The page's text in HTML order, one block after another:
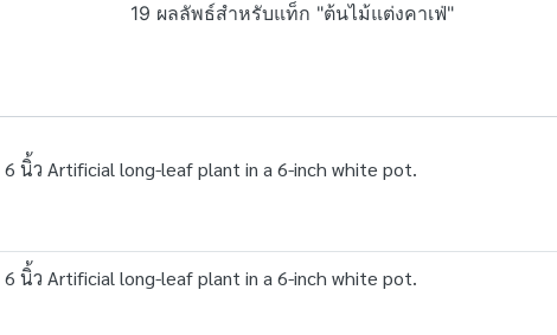
19 ผลลัพธ์สำหรับแท็ก "ต้นไม้แต่งคาเฟ่"
นิ้ว Artificial long-leaf plant in a 6-inch white pot.
นิ้ว Artificial long-leaf plant in a 6-inch white pot.